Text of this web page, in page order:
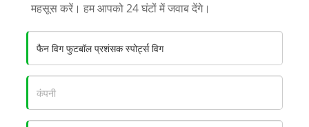
महसूस करें। हम आपको 24 घंटों में जवाब देंगे।